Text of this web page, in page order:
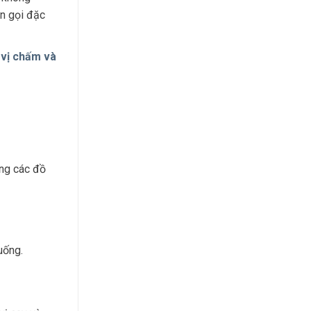
gọi đặc
chấm và
các đồ